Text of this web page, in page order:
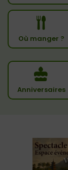
Où manger ?
Anniversaires